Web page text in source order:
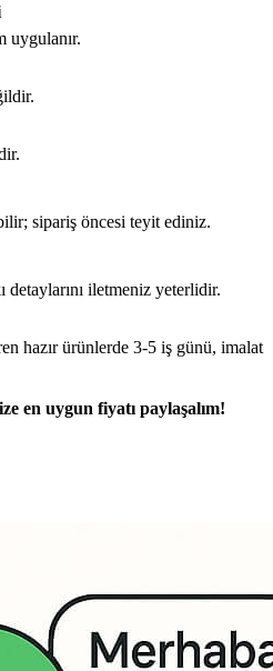
uygulanır.
sipariş öncesi teyit ediniz.
detaylarını iletmeniz yeterlidir.
hazır ürünlerde 3-5 iş günü, imalat
en uygun fiyatı paylaşalım!